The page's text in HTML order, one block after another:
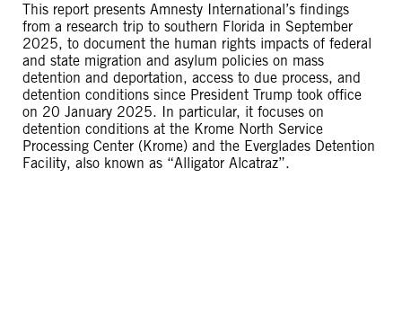
This report presents Amnesty International’s findings
from a research trip to southern Florida in September
2025, to document the human rights impacts of federal
and state migration and asylum policies on mass
detention and deportation, access to due process, and
detention conditions since President Trump took office
on 20 January 2025. In particular, it focuses on
detention conditions at the Krome North Service
Processing Center (Krome) and the Everglades Detention
Facility, also known as “Alligator Alcatraz”.